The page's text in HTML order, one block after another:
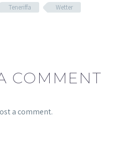
Teneriffa Wetter
COMMENT
a comment.